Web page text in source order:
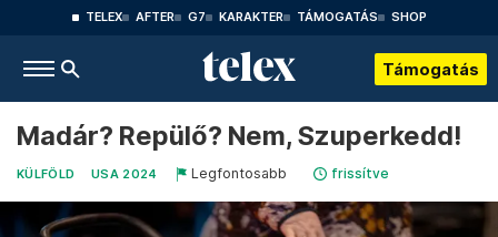
TELEX AFTER G7 KARAKTER TÁMOGATÁS SHOP
Támogatás
Madár? Repülő? Nem, Szuperkedd!
KÜLFÖLD USA 2024 Legfontosabb frissítve